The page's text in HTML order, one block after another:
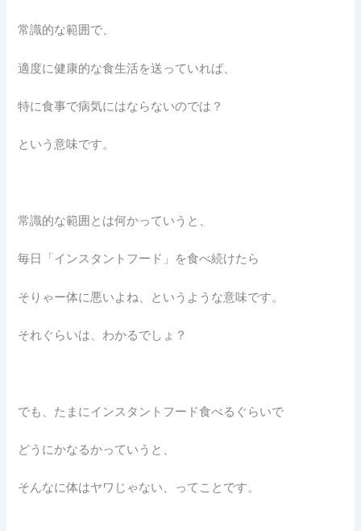
常識的な範囲で、
適度に健康的な食生活を送っていれば、
特に食事で病気にはならないのでは？
という意味です。
常識的な範囲とは何かっていうと、
毎日「インスタントフード」を食べ続けたら
そりゃー体に悪いよね、というような意味です。
それぐらいは、わかるでしょ？
でも、たまにインスタントフード食べるぐらいで
どうにかなるかっていうと、
そんなに体はヤワじゃない、ってことです。